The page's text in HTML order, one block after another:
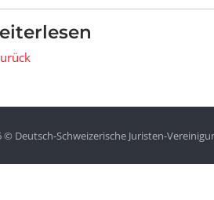
© Deutsch-Schweizerische Juristen-